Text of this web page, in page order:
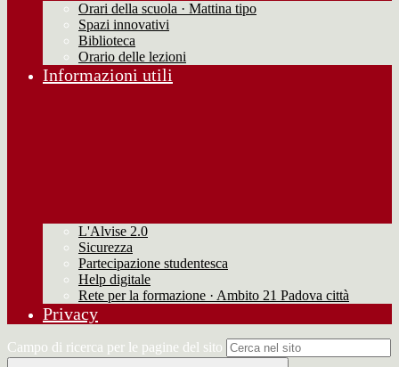
Orari della scuola · Mattina tipo
Spazi innovativi
Biblioteca
Orario delle lezioni
Informazioni utili
L'Alvise 2.0
Sicurezza
Partecipazione studentesca
Help digitale
Rete per la formazione · Ambito 21 Padova città
Privacy
Campo di ricerca per le pagine del sito